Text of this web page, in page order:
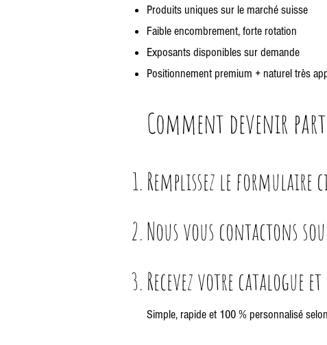
Produits uniques sur le marché suisse
Faible encombrement, forte rotation
Exposants disponibles sur demande
Positionnement premium + naturel très
Comment devenir
Remplissez le formulaire
Nous vous contactons
Recevez votre catalogue
Simple, rapide et 100 % personnalisé